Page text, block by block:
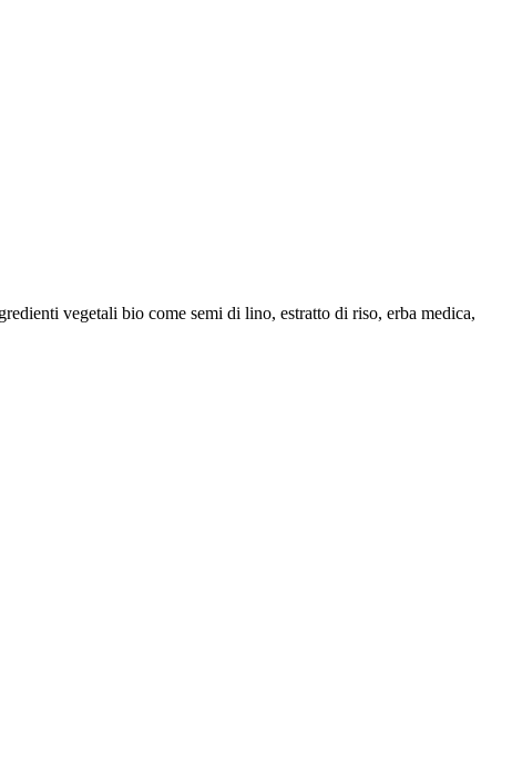
vegetali bio come semi di lino, estratto di riso, erba medica,